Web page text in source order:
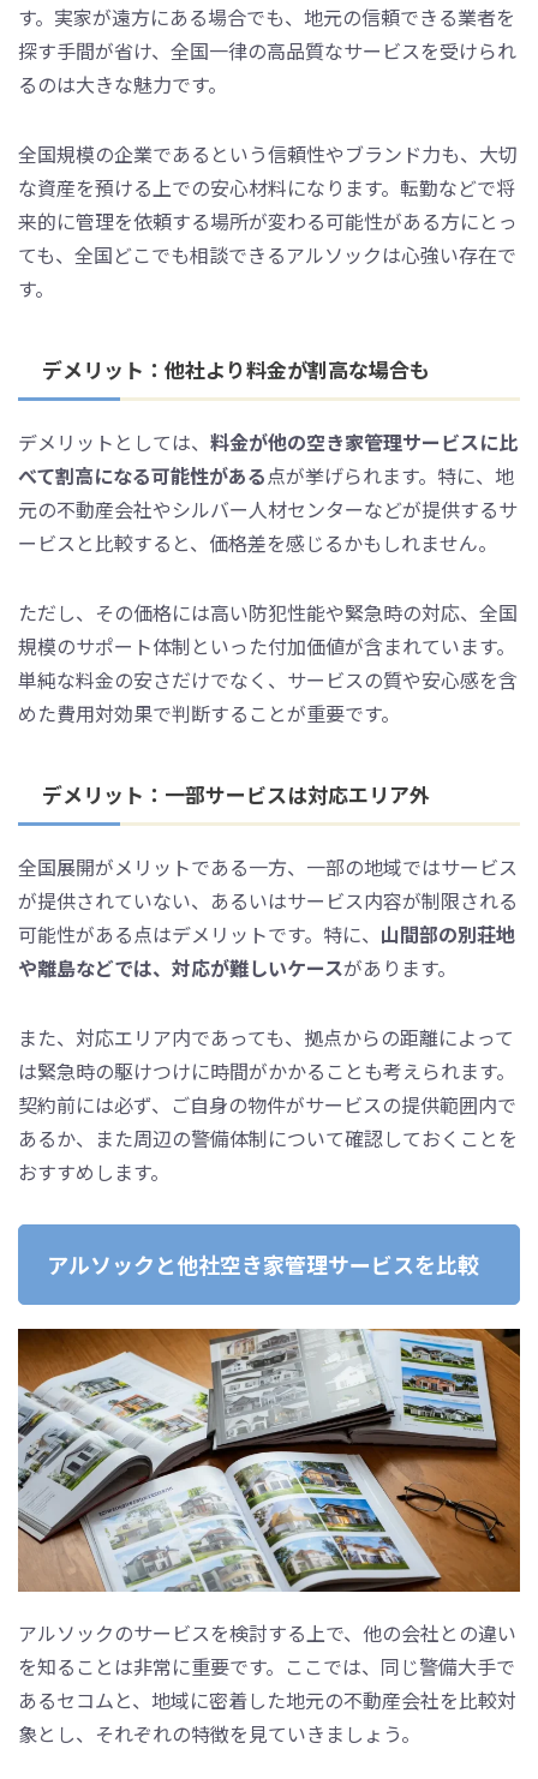
す。実家が遠方にある場合でも、地元の信頼できる業者を
探す手間が省け、全国一律の高品質なサービスを受けられ
るのは大きな魅力です。
全国規模の企業であるという信頼性やブランド力も、大切
な資産を預ける上での安心材料になります。転勤などで将
来的に管理を依頼する場所が変わる可能性がある方にとっ
ても、全国どこでも相談できるアルソックは心強い存在で
す。
デメリット：他社より料金が割高な場合も
デメリットとしては、 料金が他の空き家管理サービスに比
べて割高になる可能性がある点が挙げられます。特に、地
元の不動産会社やシルバー人材センターなどが提供するサ
ービスと比較すると、価格差を感じるかもしれません。
ただし、その価格には高い防犯性能や緊急時の対応、全国
規模のサポート体制といった付加価値が含まれています。
単純な料金の安さだけでなく、サービスの質や安心感を含
めた費用対効果で判断することが重要です。
デメリット：一部サービスは対応エリア外
全国展開がメリットである一方、一部の地域ではサービス
が提供されていない、あるいはサービス内容が制限される
可能性がある点はデメリットです。特に、 山間部の別荘地
や離島などでは、対応が難しいケースがあります。
また、対応エリア内であっても、拠点からの距離によって
は緊急時の駆けつけに時間がかかることも考えられます。
契約前には必ず、ご自身の物件がサービスの提供範囲内で
あるか、また周辺の警備体制について確認しておくことを
おすすめします。
アルソックと他社空き家管理サービスを比較
アルソックのサービスを検討する上で、他の会社との違い
を知ることは非常に重要です。ここでは、同じ警備大手で
あるセコムと、地域に密着した地元の不動産会社を比較対
象とし、それぞれの特徴を見ていきましょう。